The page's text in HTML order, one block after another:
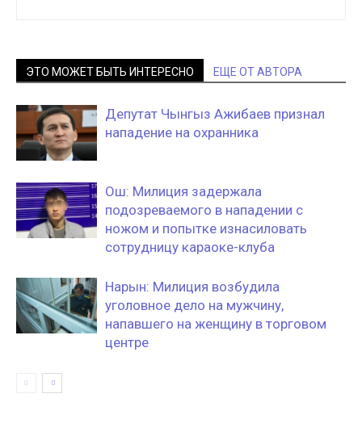
ЭТО МОЖЕТ БЫТЬ ИНТЕРЕСНО ЕЩЕ ОТ АВТОРА
Депутат Чынгыз Ажибаев признал
нападение на охранника
Ош: Милиция задержала
подозреваемого в нападении с
ножом и попытке изнасиловать
сотрудницу караоке-клуба
Нарын: Милиция возбудила
уголовное дело на мужчину,
напавшего на женщину в торговом
центре